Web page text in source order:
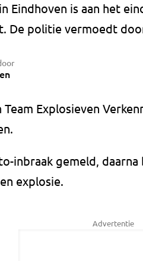
Eindhoven is aan het
De politie vermoedt
Team Explosieven
inbraak gemeld,
explosie.
Advertentie